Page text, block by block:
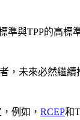
準與TPP的高標
，未來必然繼
例如， RCEP和